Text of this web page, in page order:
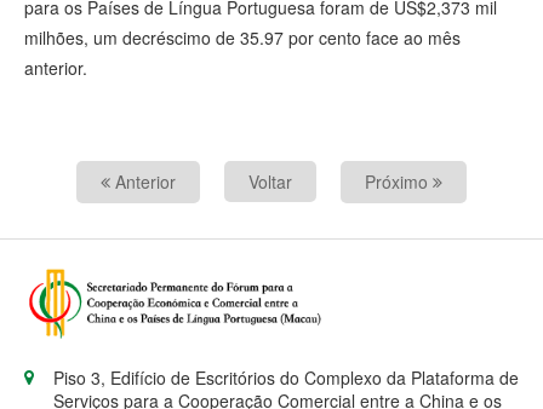
para os Países de Língua Portuguesa foram de US$2,373 mil
milhões, um decréscimo de 35.97 por cento face ao mês
anterior.
Anterior Voltar Próximo
Piso 3, Edifício de Escritórios do Complexo da Plataforma de
Serviços para a Cooperação Comercial entre a China e os